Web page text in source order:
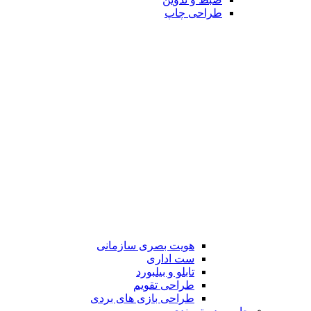
طراحی چاپ
هویت بصری سازمانی
ست اداری
تابلو و بیلبورد
طراحی تقویم
طراحی بازی های بردی